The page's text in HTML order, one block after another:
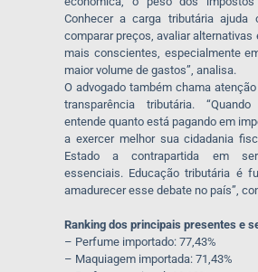
Conhecer a carga tributária ajuda
comparar preços, avaliar alternativas
mais conscientes, especialmente
maior volume de gastos”, analisa.
O advogado também chama
transparência tributária.
entende quanto está pagando em
a exercer melhor sua cidadania
Estado a contrapartida em
essenciais. Educação tributária é
amadurecer esse debate no país”,
Ranking dos principais presentes e
– Perfume importado: 77,43%
– Maquiagem importada: 71,43%